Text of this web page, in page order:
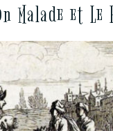
Malade et Le